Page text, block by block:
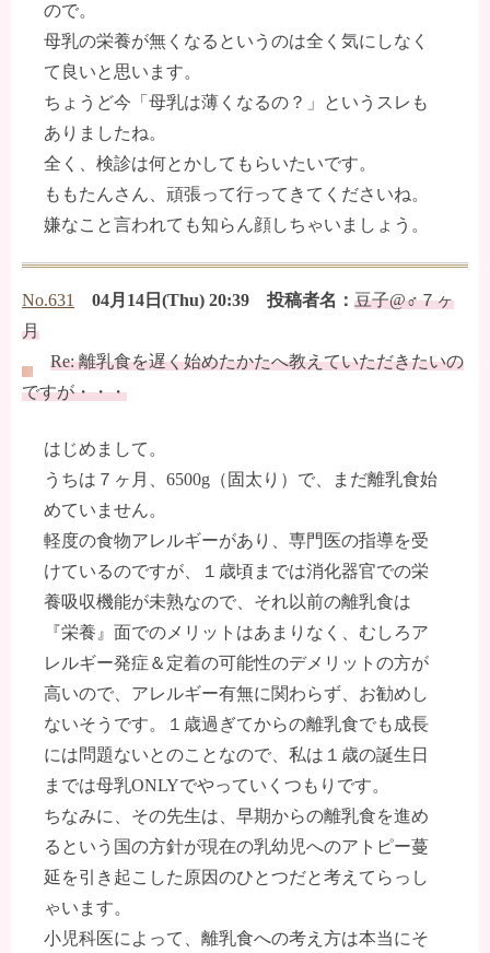
ので。
母乳の栄養が無くなるというのは全く気にしなく
て良いと思います。
ちょうど今「母乳は薄くなるの？」というスレも
ありましたね。
全く、検診は何とかしてもらいたいです。
ももたんさん、頑張って行ってきてくださいね。
嫌なこと言われても知らん顔しちゃいましょう。
No.631 04月14日(Thu) 20:39 投稿者名： 豆子@♂７ヶ
月
Re: 離乳食を遅く始めたかたへ教えていただきたいの
ですが・・・
はじめまして。
うちは７ヶ月、6500g（固太り）で、まだ離乳食始
めていません。
軽度の食物アレルギーがあり、専門医の指導を受
けているのですが、１歳頃までは消化器官での栄
養吸収機能が未熟なので、それ以前の離乳食は
『栄養』面でのメリットはあまりなく、むしろア
レルギー発症＆定着の可能性のデメリットの方が
高いので、アレルギー有無に関わらず、お勧めし
ないそうです。１歳過ぎてからの離乳食でも成長
には問題ないとのことなので、私は１歳の誕生日
までは母乳ONLYでやっていくつもりです。
ちなみに、その先生は、早期からの離乳食を進め
るという国の方針が現在の乳幼児へのアトピー蔓
延を引き起こした原因のひとつだと考えてらっし
ゃいます。
小児科医によって、離乳食への考え方は本当にそ